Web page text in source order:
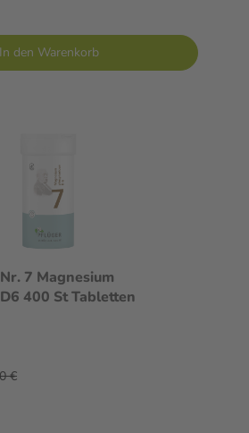
In den Warenkorb
7 Magnesium
400 St Tabletten
€